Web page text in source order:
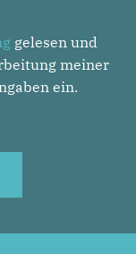
gelesen und
meiner
ein.